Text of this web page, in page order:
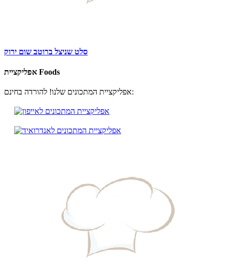
סלט שניצל ברוטב שום ירוק
אפליקציית Foods
אפליקציית המתכונים שלנו! להורדה בחינם: